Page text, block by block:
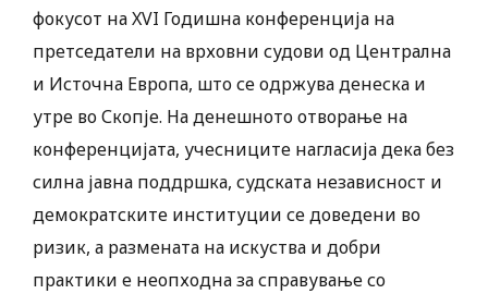
фокусот на XVI Годишна конференција на
претседатели на врховни судови од Централна
и Источна Европа, што се одржува денеска и
утре во Скопје. На денешното отворање на
конференцијата, учесниците нагласија дека без
силна јавна поддршка, судската независност и
демократските институции се доведени во
ризик, а размената на искуства и добри
практики е неопходна за справување со